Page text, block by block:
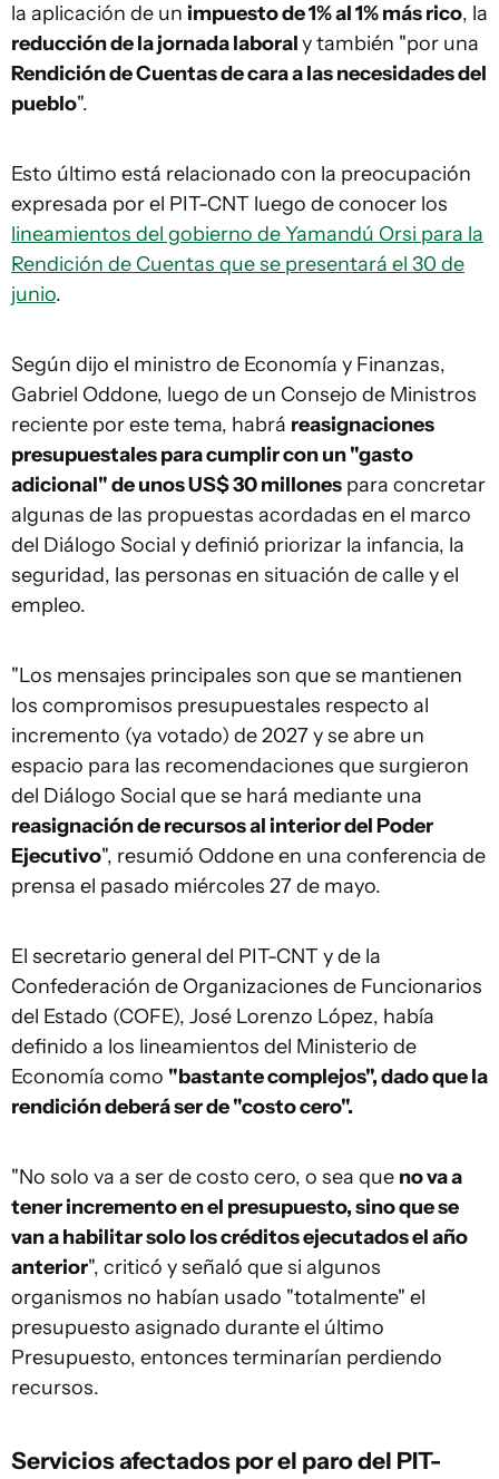
la aplicación de un impuesto de 1% al 1% más rico, la
reducción de la jornada laboraly también "por una
Rendición de Cuentas de cara a las necesidades del
pueblo".
Esto último está relacionado con la preocupación
expresada por el PIT-CNT luego de conocer los
lineamientos del gobierno de Yamandú Orsi para la
Rendición de Cuentas que se presentará el 30 de
junio.
Según dijo el ministro de Economía y Finanzas,
Gabriel Oddone, luego de un Consejo de Ministros
reciente por este tema, habrá reasignaciones
presupuestales para cumplir con un "gasto
adicional" de unos US$ 30 millones para concretar
algunas de las propuestas acordadas en el marco
del Diálogo Social y definió priorizar la infancia, la
seguridad, las personas en situación de calle y el
empleo.
"Los mensajes principales son que se mantienen
los compromisos presupuestales respecto al
incremento (ya votado) de 2027 y se abre un
espacio para las recomendaciones que surgieron
del Diálogo Social que se hará mediante una
reasignación de recursos al interior del Poder
Ejecutivo", resumió Oddone en una conferencia de
prensa el pasado miércoles 27 de mayo.
El secretario general del PIT-CNT y de la
Confederación de Organizaciones de Funcionarios
del Estado (COFE), José Lorenzo López, había
definido a los lineamientos del Ministerio de
Economía como "bastante complejos", dado que la
rendición deberá ser de "costo cero".
"No solo va a ser de costo cero, o sea que no va a
tener incremento en el presupuesto, sino que se
van a habilitar solo los créditos ejecutados el año
anterior", criticó y señaló que si algunos
organismos no habían usado "totalmente" el
presupuesto asignado durante el último
Presupuesto, entonces terminarían perdiendo
recursos.
Servicios afectados por el paro del PIT-